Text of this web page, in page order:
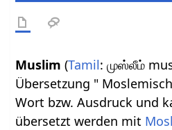
Muslim(Tamil: முஸ்லீம்
Übersetzung "
Wort bzw. Ausdruck und
übersetzt werden mit